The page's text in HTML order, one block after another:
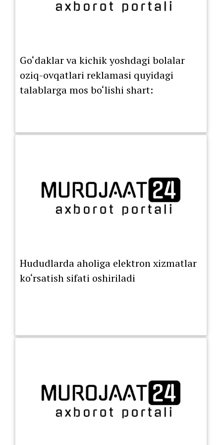
Go‘daklar va kichik yoshdagi bolalar
oziq-ovqatlari reklamasi quyidagi
talablarga mos bo‘lishi shart:
Hududlarda aholiga elektron xizmatlar
ko‘rsatish sifati oshiriladi